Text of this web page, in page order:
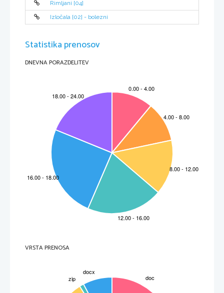
Rimljani [04]
Izločala [02] - bolezni
Statistika prenosov
DNEVNA PORAZDELITEV
VRSTA PRENOSA